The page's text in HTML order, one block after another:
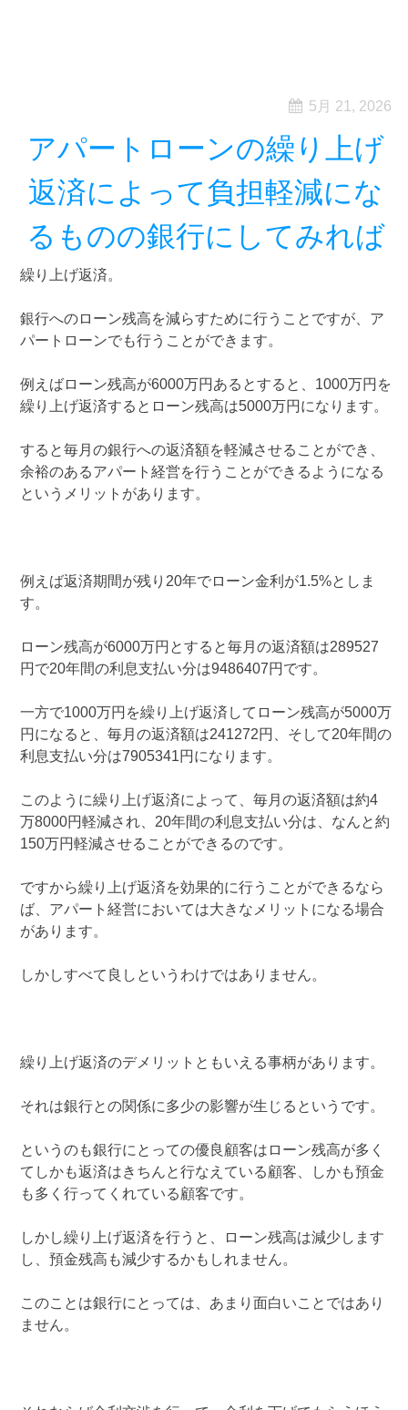
5月 21, 2026
アパートローンの繰り上げ
返済によって負担軽減にな
るものの銀行にしてみれば
繰り上げ返済。
銀行へのローン残高を減らすために行うことですが、ア
パートローンでも行うことができます。
例えばローン残高が6000万円あるとすると、1000万円を
繰り上げ返済するとローン残高は5000万円になります。
すると毎月の銀行への返済額を軽減させることができ、
余裕のあるアパート経営を行うことができるようになる
というメリットがあります。
例えば返済期間が残り20年でローン金利が1.5%としま
す。
ローン残高が6000万円とすると毎月の返済額は289527
円で20年間の利息支払い分は9486407円です。
一方で1000万円を繰り上げ返済してローン残高が5000万
円になると、毎月の返済額は241272円、そして20年間の
利息支払い分は7905341円になります。
このように繰り上げ返済によって、毎月の返済額は約4
万8000円軽減され、20年間の利息支払い分は、なんと約
150万円軽減させることができるのです。
ですから繰り上げ返済を効果的に行うことができるなら
ば、アパート経営においては大きなメリットになる場合
があります。
しかしすべて良しというわけではありません。
繰り上げ返済のデメリットともいえる事柄があります。
それは銀行との関係に多少の影響が生じるというです。
というのも銀行にとっての優良顧客はローン残高が多く
てしかも返済はきちんと行なえている顧客、しかも預金
も多く行ってくれている顧客です。
しかし繰り上げ返済を行うと、ローン残高は減少します
し、預金残高も減少するかもしれません。
このことは銀行にとっては、あまり面白いことではあり
ません。